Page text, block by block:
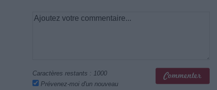
Caractères restants : 1000
Prévenez-moi d'un nouveau